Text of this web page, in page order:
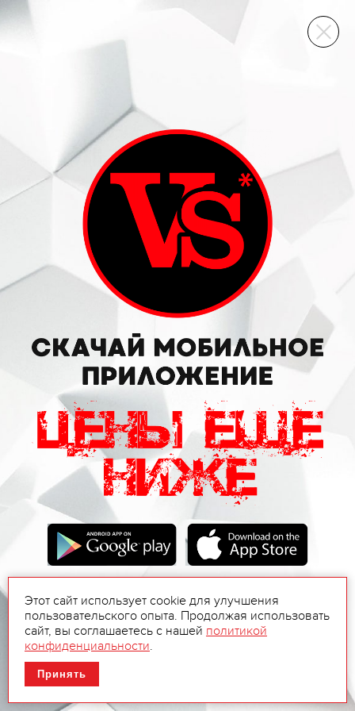
ВИННЫЙ СКЛАД
Этот сайт использует cookie для улучшения
пользовательского опыта. Продолжая использовать
сайт, вы соглашаетесь с нашей политикой
конфиденциальности.
Принять